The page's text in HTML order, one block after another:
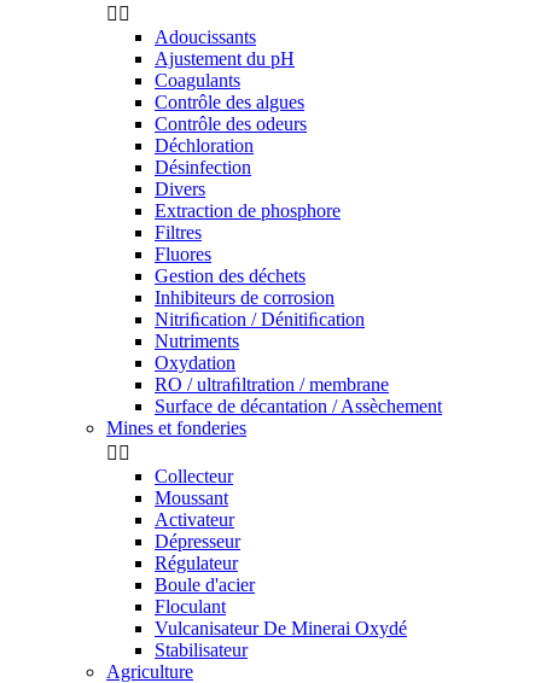
 
Adoucissants
Ajustement du pH
Coagulants
Contrôle des algues
Contrôle des odeurs
Déchloration
Désinfection
Divers
Extraction de phosphore
Filtres
Fluores
Gestion des déchets
Inhibiteurs de corrosion
Nitriﬁcation / Dénitiﬁcation
Nutriments
Oxydation
RO / ultraﬁltration / membrane
Surface de décantation / Assèchement
Mines et fonderies
 
Collecteur
Moussant
Activateur
Dépresseur
Régulateur
Boule d'acier
Floculant
Vulcanisateur De Minerai Oxydé
Stabilisateur
Agriculture